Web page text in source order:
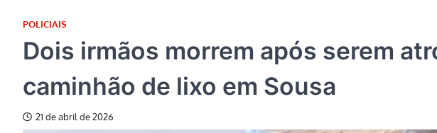
POLICIAIS
Dois irmãos morrem após serem
caminhão de lixo em Sousa
21 de abril de 2026